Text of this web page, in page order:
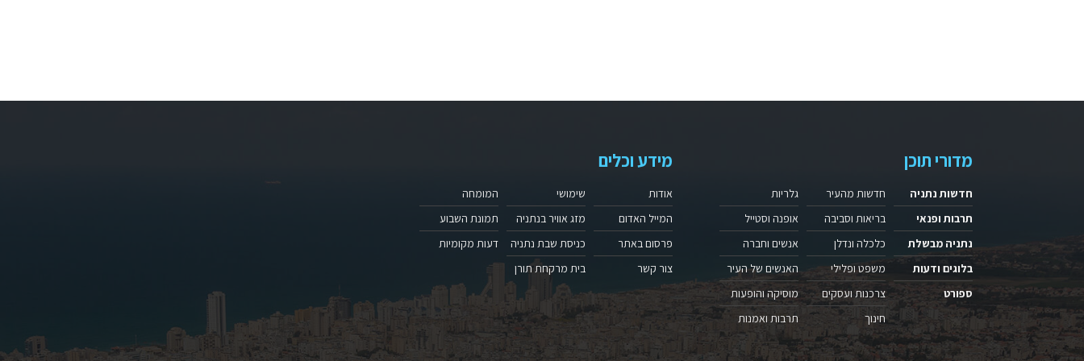
מדורי תוכן
חדשות נתניה
תרבות ופנאי
נתניה מבשלת
בלוגים ודעות
ספורט
חדשות מהעיר
בריאות וסביבה
כלכלה ונדלן
משפט ופלילי
צרכנות ועסקים
חינוך
גלריות
אופנה וסטייל
אנשים וחברה
האנשים של העיר
מוסיקה והופעות
תרבות ואמנות
מידע וכלים
אודות
המייל האדום
פרסום באתר
צור קשר
שימושי
מזג אוויר בנתניה
כניסת שבת נתניה
בית מרקחת תורן
המומחה
תמונת השבוע
דעות מקומיות